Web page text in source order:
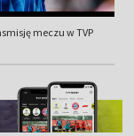
meczu w TVP